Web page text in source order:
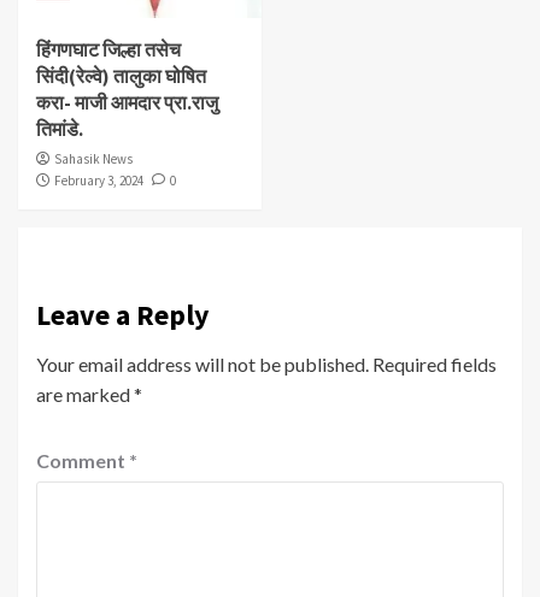
हिंगणघाट जिल्हा तसेच
सिंदी(रेल्वे) तालुका घोषित
करा- माजी आमदार प्रा.राजु
तिमांडे.
Sahasik News
February 3, 2024
0
Leave a Reply
Your email address will not be published. Required fields
are marked*
Comment *